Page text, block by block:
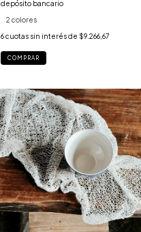
depósito bancario
2 colores
6 cuotas sin interés de $9.266,67
COMPRAR